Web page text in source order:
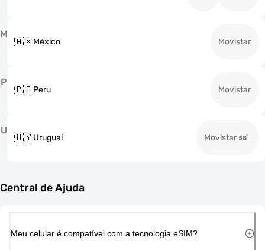
M
🇲🇽México Movistar
P
🇵🇪Peru Movistar
U
🇺🇾Uruguai Movistar
Central de Ajuda
Meu celular é compatível com a tecnologia eSIM?